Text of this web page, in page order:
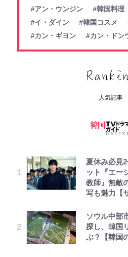
#アン・ウンジン
#韓国料理
#イ・ダイン
#韓国コスメ
#カン・ギヨン
#カン・ドン
人気記事
夏休み必見
ット『エー
教師』無敵
写も魅力【
ソウル中部
探し、韓国
ぶ？【韓国